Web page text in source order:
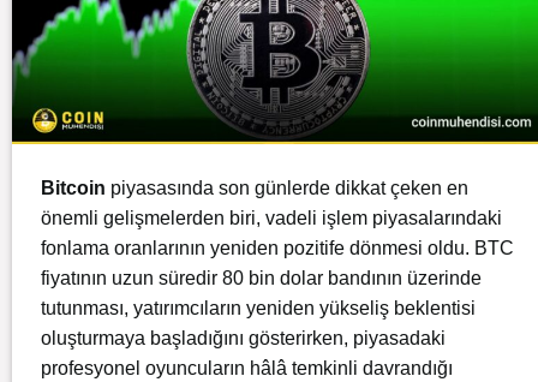
Bitcoin piyasasında son günlerde dikkat çeken en
önemli gelişmelerden biri, vadeli işlem piyasalarındaki
fonlama oranlarının yeniden pozitife dönmesi oldu. BTC
fiyatının uzun süredir 80 bin dolar bandının üzerinde
tutunması, yatırımcıların yeniden yükseliş beklentisi
oluşturmaya başladığını gösterirken, piyasadaki
profesyonel oyuncuların hâlâ temkinli davrandığı